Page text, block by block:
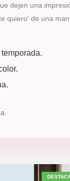
dejen una
de una